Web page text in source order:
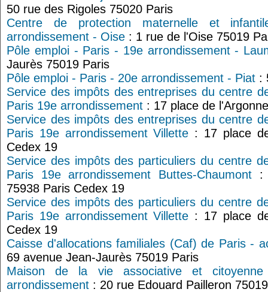
50 rue des Rigoles 75020 Paris
Centre de protection maternelle et
arrondissement - Oise : 1 rue de l'Oise 75019
Pôle emploi - Paris - 19e arrondissement -
Jaurès 75019 Paris
Pôle emploi - Paris - 20e arrondissement - Piat :
Service des impôts des entreprises du centre
Paris 19e arrondissement : 17 place de
Service des impôts des entreprises du centre
Paris 19e arrondissement Villette : 17 place
Cedex 19
Service des impôts des particuliers du centre
Paris 19e arrondissement Buttes-Chaumont:
75938 Paris Cedex 19
Service des impôts des particuliers du centre
Paris 19e arrondissement Villette : 17 place
Cedex 19
Caisse d'allocations familiales (Caf) de Paris -
69 avenue Jean-Jaurès 75019 Paris
Maison de la vie associative et
arrondissement : 20 rue Edouard Pailleron